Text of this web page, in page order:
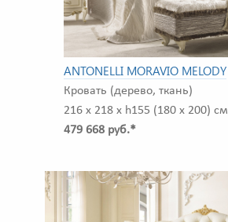
ANTONELLI MORAVIO MELODY
Кровать (дерево, ткань)
216 x 218 x h155 (180 x 200) см
479 668 руб.*